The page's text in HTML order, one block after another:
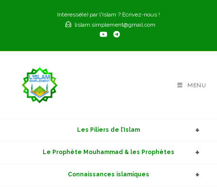
Intéressé(e) par l'Islam ? Ecrivez-nous !
lislam.simplement@gmail.com
MENU
Les Piliers de l’Islam
Le Prophète Mouhammad & les Prophètes
Connaissances islamiques